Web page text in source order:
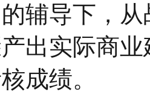
辅导下，
出实际商
成绩。